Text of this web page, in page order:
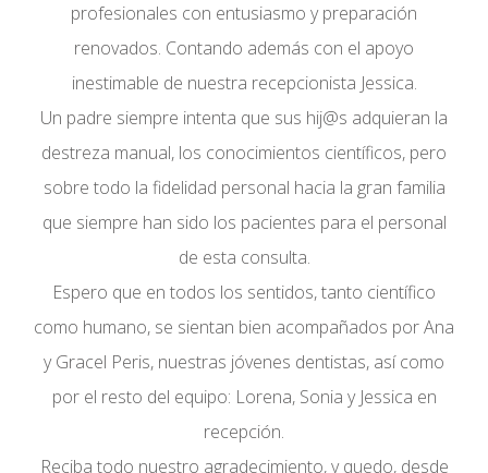
profesionales con entusiasmo y preparación
renovados. Contando además con el apoyo
inestimable de nuestra recepcionista Jessica.
Un padre siempre intenta que sus hij@s adquieran la
destreza manual, los conocimientos científicos, pero
sobre todo la fidelidad personal hacia la gran familia
que siempre han sido los pacientes para el personal
de esta consulta.
Espero que en todos los sentidos, tanto científico
como humano, se sientan bien acompañados por Ana
y Gracel Peris, nuestras jóvenes dentistas, así como
por el resto del equipo: Lorena, Sonia y Jessica en
recepción.
Reciba todo nuestro agradecimiento, y quedo, desde